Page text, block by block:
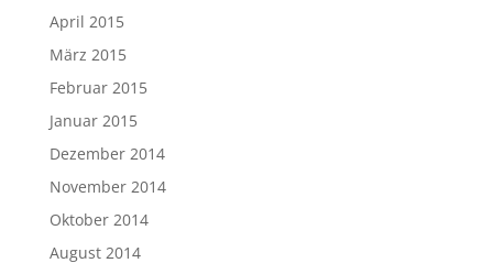
April 2015
März 2015
Februar 2015
Januar 2015
Dezember 2014
November 2014
Oktober 2014
August 2014